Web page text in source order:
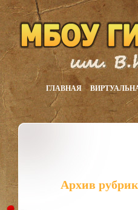
ГЛАВНАЯ
Архив